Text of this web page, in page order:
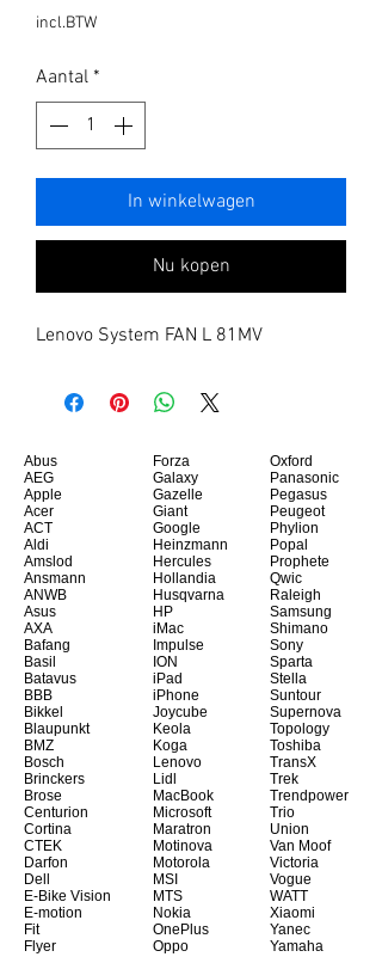
incl.BTW
Aantal *
In winkelwagen
Nu kopen
Lenovo System FAN L 81MV
Abus
AEG
Apple
Acer
ACT
Aldi
Amslod
Ansmann
ANWB
Asus
AXA
Bafang
Basil
Batavus
BBB
Bikkel
Blaupunkt
BMZ
Bosch
Brinckers
Brose
Centurion
Cortina
CTEK
Darfon
Dell
E-Bike Vision
E-motion
Fit
Flyer
Forza
Galaxy
Gazelle
Giant
Google
Heinzmann
Hercules
Hollandia
Husqvarna
HP
iMac
Impulse
ION
iPad
iPhone
Joycube
Keola
Koga
Lenovo
Lidl
MacBook
Microsoft
Maratron
Motinova
Motorola
MSI
MTS
Nokia
OnePlus
Oppo
Oxford
Panasonic
Pegasus
Peugeot
Phylion
Popal
Prophete
Qwic
Raleigh
Samsung
Shimano
Sony
Sparta
Stella
Suntour
Supernova
Topology
Toshiba
TransX
Trek
Trendpower
Trio
Union
Van Moof
Victoria
Vogue
WATT
Xiaomi
Yanec
Yamaha